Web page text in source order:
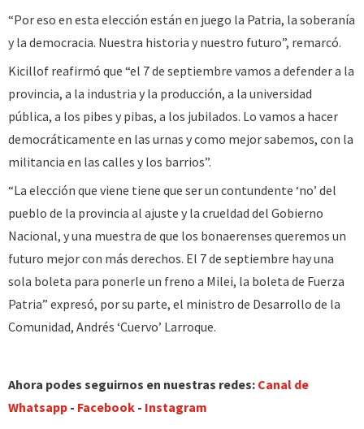
“Por eso en esta elección están en juego la Patria, la soberanía
y la democracia. Nuestra historia y nuestro futuro”, remarcó.
Kicillof reafirmó que “el 7 de septiembre vamos a defender a la
provincia, a la industria y la producción, a la universidad
pública, a los pibes y pibas, a los jubilados. Lo vamos a hacer
democráticamente en las urnas y como mejor sabemos, con la
militancia en las calles y los barrios”.
“La elección que viene tiene que ser un contundente ‘no’ del
pueblo de la provincia al ajuste y la crueldad del Gobierno
Nacional, y una muestra de que los bonaerenses queremos un
futuro mejor con más derechos. El 7 de septiembre hay una
sola boleta para ponerle un freno a Milei, la boleta de Fuerza
Patria” expresó, por su parte, el ministro de Desarrollo de la
Comunidad, Andrés ‘Cuervo’ Larroque.
Ahora podes seguirnos en nuestras redes: Canal de
Whatsapp - Facebook - Instagram